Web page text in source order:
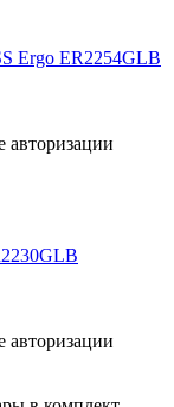
Ergo ER2254GLB